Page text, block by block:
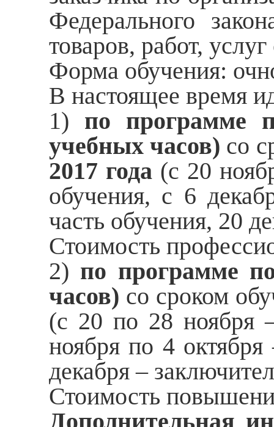
Федерального
товаров, работ,
Форма обучения:
В настоящее время
1) по программе
учебных часов) со
2017 года(с 20
обучения, с 6
часть обучения, 20
Стоимость
2) по программе
часов) со сроком
(с 20 по 28 ноября
ноября по 4 октября
декабря –
Стоимость
Дополнительная